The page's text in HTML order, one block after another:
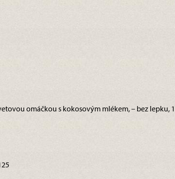
omáčkou s kokosovým mlékem, – bez lepku,